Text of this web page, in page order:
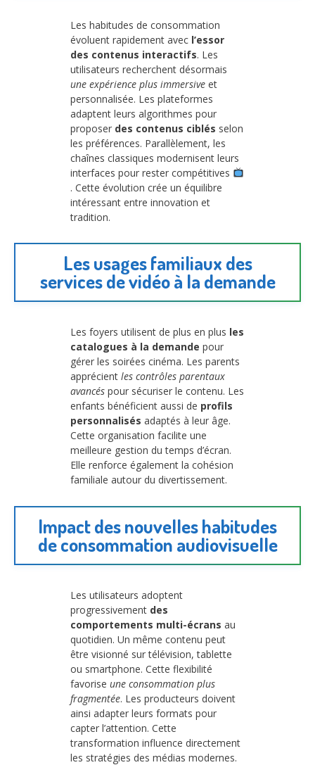
Les habitudes de consommation
évoluent rapidement avec l’essor
des contenus interactifs. Les
utilisateurs recherchent désormais
une expérience plus immersive et
personnalisée. Les plateformes
adaptent leurs algorithmes pour
proposer des contenus ciblés selon
les préférences. Parallèlement, les
chaînes classiques modernisent leurs
interfaces pour rester compétitives
. Cette évolution crée un équilibre
intéressant entre innovation et
tradition.
Les usages familiaux des
services de vidéo à la demande
Les foyers utilisent de plus en plus les
catalogues à la demande pour
gérer les soirées cinéma. Les parents
apprécient les contrôles parentaux
avancés pour sécuriser le contenu. Les
enfants bénéficient aussi de profils
personnalisés adaptés à leur âge.
Cette organisation facilite une
meilleure gestion du temps d’écran.
Elle renforce également la cohésion
familiale autour du divertissement.
Impact des nouvelles habitudes
de consommation audiovisuelle
Les utilisateurs adoptent
progressivement des
comportements multi-écrans au
quotidien. Un même contenu peut
être visionné sur télévision, tablette
ou smartphone. Cette flexibilité
favorise une consommation plus
fragmentée. Les producteurs doivent
ainsi adapter leurs formats pour
capter l’attention. Cette
transformation influence directement
les stratégies des médias modernes.